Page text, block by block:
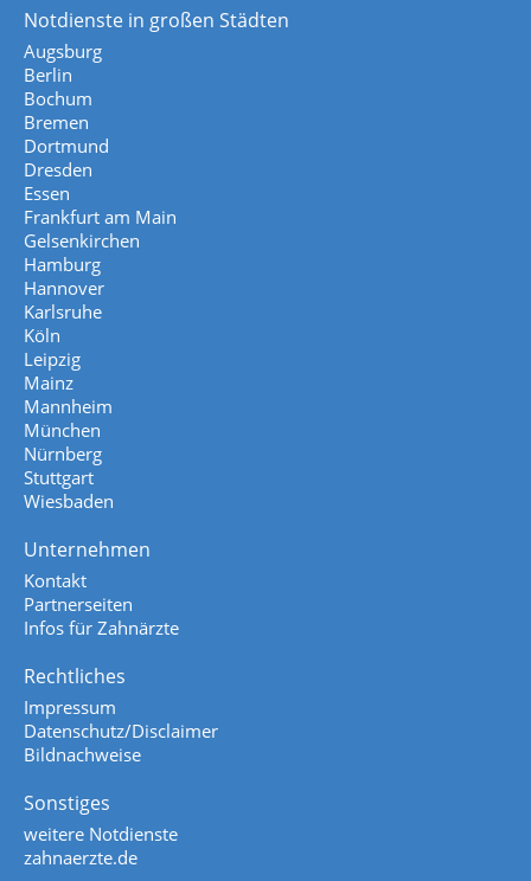
Notdienste in großen Städten
Augsburg
Berlin
Bochum
Bremen
Dortmund
Dresden
Essen
Frankfurt am Main
Gelsenkirchen
Hamburg
Hannover
Karlsruhe
Köln
Leipzig
Mainz
Mannheim
München
Nürnberg
Stuttgart
Wiesbaden
Unternehmen
Kontakt
Partnerseiten
Infos für Zahnärzte
Rechtliches
Impressum
Datenschutz/Disclaimer
Bildnachweise
Sonstiges
weitere Notdienste
zahnaerzte.de